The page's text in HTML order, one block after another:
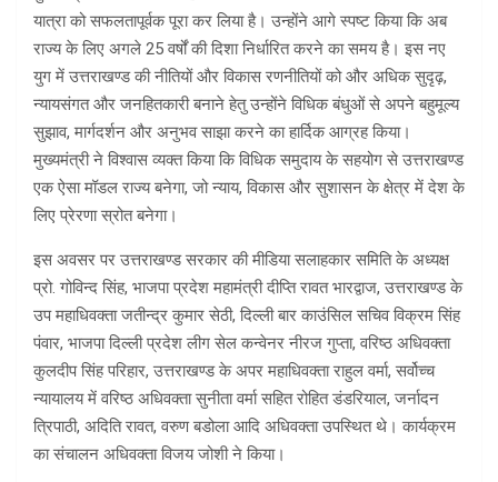
यात्रा को सफलतापूर्वक पूरा कर लिया है। उन्होंने आगे स्पष्ट किया कि अब
राज्य के लिए अगले 25 वर्षों की दिशा निर्धारित करने का समय है। इस नए
युग में उत्तराखण्ड की नीतियों और विकास रणनीतियों को और अधिक सुदृढ़,
न्यायसंगत और जनहितकारी बनाने हेतु उन्होंने विधिक बंधुओं से अपने बहुमूल्य
सुझाव, मार्गदर्शन और अनुभव साझा करने का हार्दिक आग्रह किया।
मुख्यमंत्री ने विश्वास व्यक्त किया कि विधिक समुदाय के सहयोग से उत्तराखण्ड
एक ऐसा मॉडल राज्य बनेगा, जो न्याय, विकास और सुशासन के क्षेत्र में देश के
लिए प्रेरणा स्रोत बनेगा।
इस अवसर पर उत्तराखण्ड सरकार की मीडिया सलाहकार समिति के अध्यक्ष
प्रो. गोविन्द सिंह, भाजपा प्रदेश महामंत्री दीप्ति रावत भारद्वाज, उत्तराखण्ड के
उप महाधिवक्ता जतीन्द्र कुमार सेठी, दिल्ली बार काउंसिल सचिव विक्रम सिंह
पंवार, भाजपा दिल्ली प्रदेश लीग सेल कन्वेनर नीरज गुप्ता, वरिष्ठ अधिवक्ता
कुलदीप सिंह परिहार, उत्तराखण्ड के अपर महाधिवक्ता राहुल वर्मा, सर्वोच्च
न्यायालय में वरिष्ठ अधिवक्ता सुनीता वर्मा सहित रोहित डंडरियाल, जर्नादन
त्रिपाठी, अदिति रावत, वरुण बडोला आदि अधिवक्ता उपस्थित थे। कार्यक्रम
का संचालन अधिवक्ता विजय जोशी ने किया।